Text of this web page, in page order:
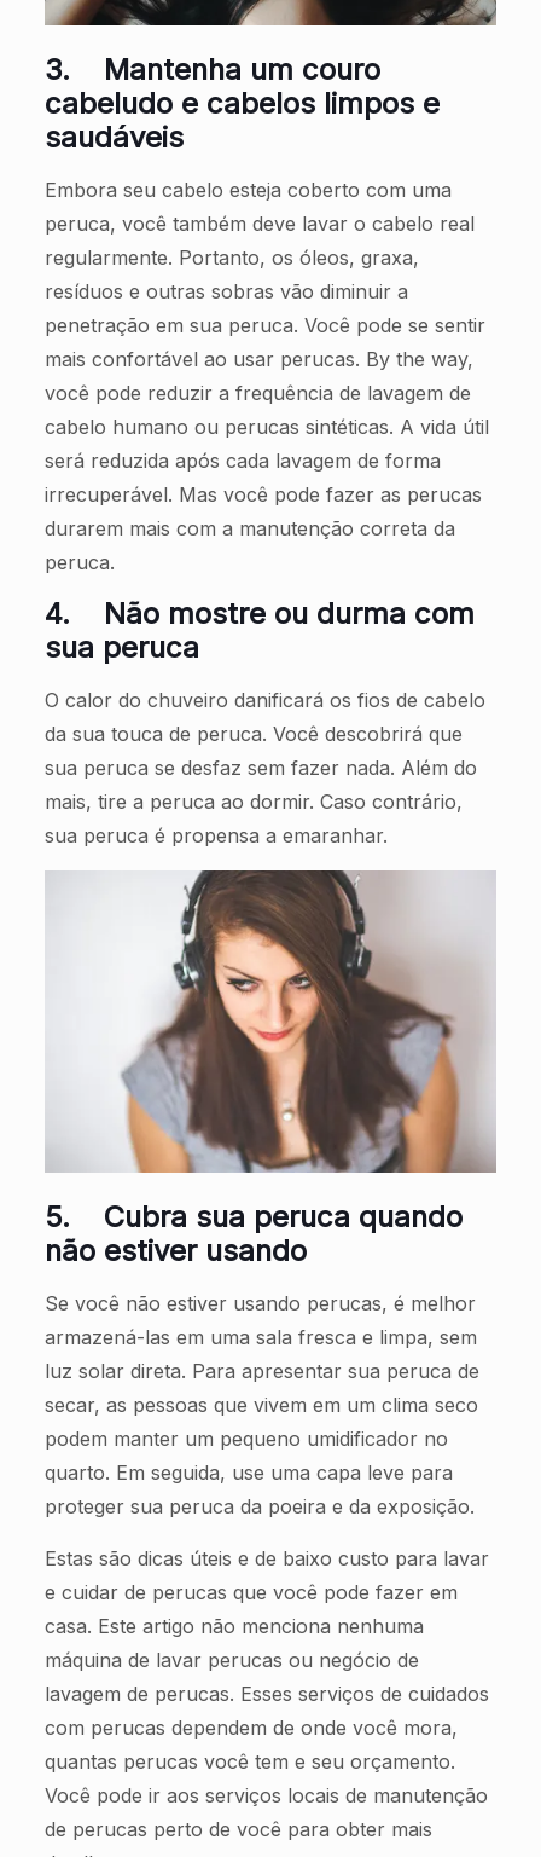
3. Mantenha um couro
cabeludo e cabelos limpos e
saudáveis
Embora seu cabelo esteja coberto com uma
peruca, você também deve lavar o cabelo real
regularmente. Portanto, os óleos, graxa,
resíduos e outras sobras vão diminuir a
penetração em sua peruca. Você pode se sentir
mais confortável ao usar perucas. By the way,
você pode reduzir a frequência de lavagem de
cabelo humano ou perucas sintéticas. A vida útil
será reduzida após cada lavagem de forma
irrecuperável. Mas você pode fazer as perucas
durarem mais com a manutenção correta da
peruca.
4. Não mostre ou durma com
sua peruca
O calor do chuveiro danificará os fios de cabelo
da sua touca de peruca. Você descobrirá que
sua peruca se desfaz sem fazer nada. Além do
mais, tire a peruca ao dormir. Caso contrário,
sua peruca é propensa a emaranhar.
5. Cubra sua peruca quando
não estiver usando
Se você não estiver usando perucas, é melhor
armazená-las em uma sala fresca e limpa, sem
luz solar direta. Para apresentar sua peruca de
secar, as pessoas que vivem em um clima seco
podem manter um pequeno umidificador no
quarto. Em seguida, use uma capa leve para
proteger sua peruca da poeira e da exposição.
Estas são dicas úteis e de baixo custo para lavar
e cuidar de perucas que você pode fazer em
casa. Este artigo não menciona nenhuma
máquina de lavar perucas ou negócio de
lavagem de perucas. Esses serviços de cuidados
com perucas dependem de onde você mora,
quantas perucas você tem e seu orçamento.
Você pode ir aos serviços locais de manutenção
de perucas perto de você para obter mais